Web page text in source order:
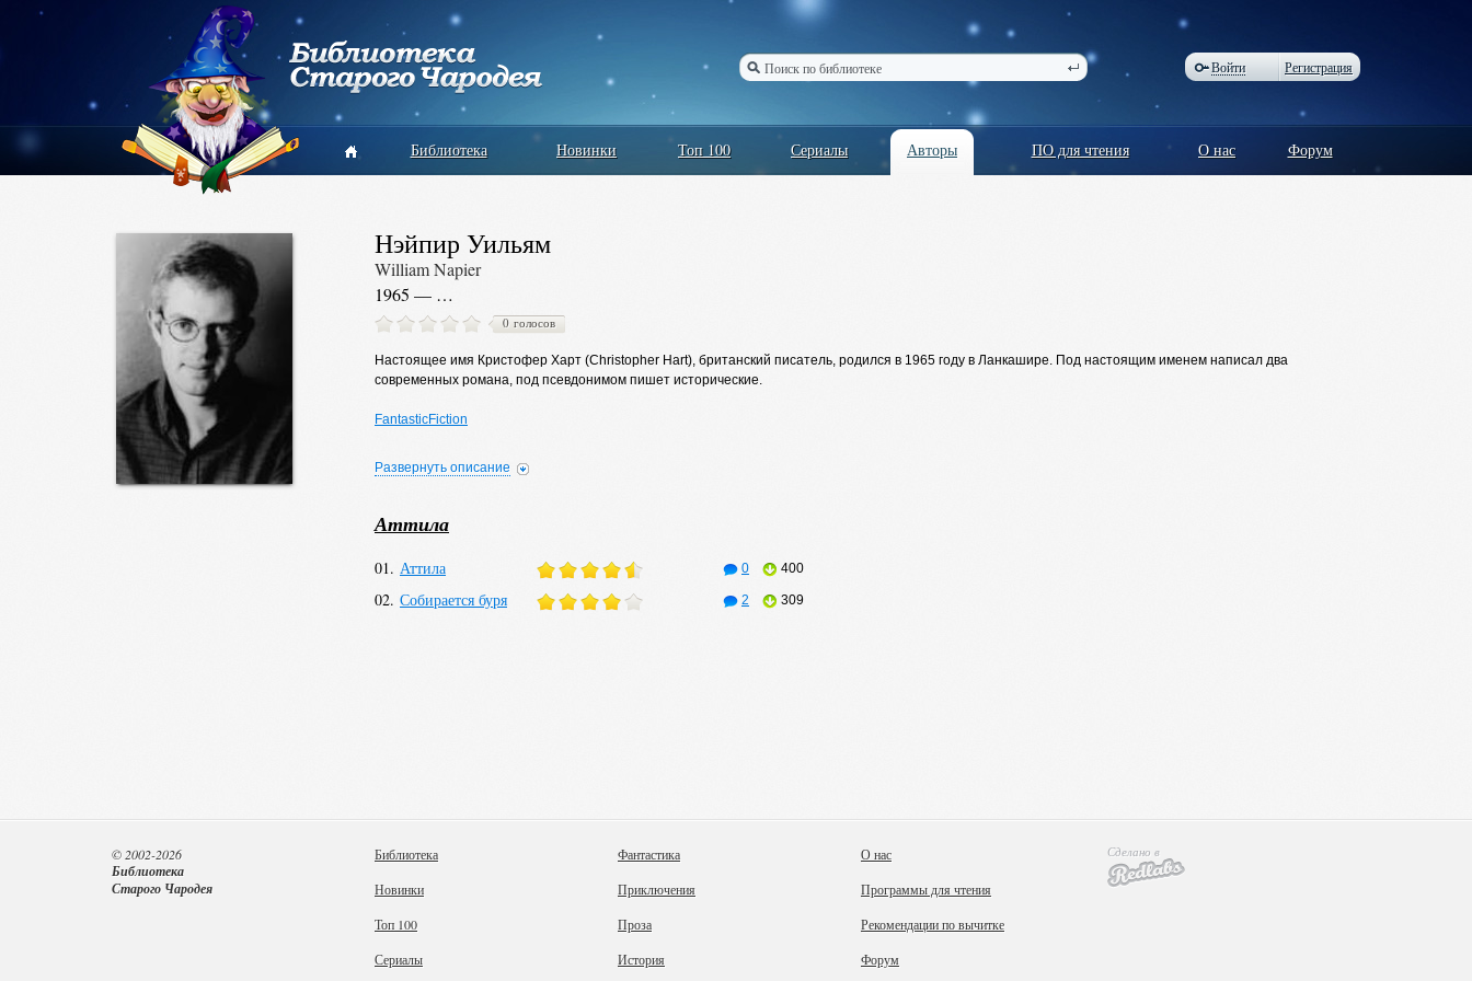
Войти Регистрация
Библиотека Новинки Топ 100 Сериалы Авторы ПО для чтения О нас Форум
Нэйпир Уильям
William Napier
1965 — …
0 голосов
Настоящее имя Кристофер Харт (Christopher Hart), британский писатель, родился в 1965 году в Ланкашире. Под настоящим именем написал два
современных романа, под псевдонимом пишет исторические.
FantasticFiction
Развернуть описание
Аттила
01. Аттила 0 400
02. Собирается буря 2 309
Библиотека
Новинки
Топ 100
Сериалы
Фантастика
Приключения
Проза
История
О нас
Программы для чтения
Рекомендации по вычитке
Форум
© 2002-2026
Библиотека
Старого Чародея
Сделано в